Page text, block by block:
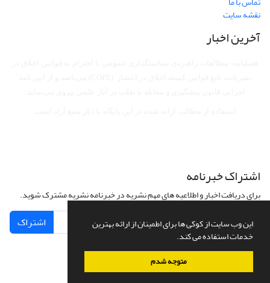
این وب سایت از کوکی ها برای اطمینان از ارائه بهترین
خدمات استفاده می کند.
متوجه شدم
نقشه سایت
آخرین اخبار
اشتراک خبرنامه
برای دریافت اخبار و اطلاعیه های مهم نشریه در خبرنامه نشریه مشترک شوید.
اشتراک
سامانه مدیریت نشریات علمی.طراحی و پیاده سازی ازسیناوب